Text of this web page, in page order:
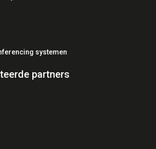
voor Engage Mono modellen
voor stereo varianten
Eigenschappen
systemen
partners